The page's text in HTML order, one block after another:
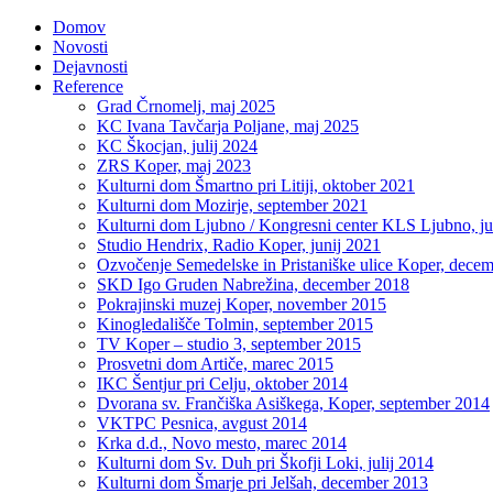
Domov
Novosti
Dejavnosti
Reference
Grad Črnomelj, maj 2025
KC Ivana Tavčarja Poljane, maj 2025
KC Škocjan, julij 2024
ZRS Koper, maj 2023
Kulturni dom Šmartno pri Litiji, oktober 2021
Kulturni dom Mozirje, september 2021
Kulturni dom Ljubno / Kongresni center KLS Ljubno,
Studio Hendrix, Radio Koper, junij 2021
Ozvočenje Semedelske in Pristaniške ulice Koper,
SKD Igo Gruden Nabrežina, december 2018
Pokrajinski muzej Koper, november 2015
Kinogledališče Tolmin, september 2015
TV Koper – studio 3, september 2015
Prosvetni dom Artiče, marec 2015
IKC Šentjur pri Celju, oktober 2014
Dvorana sv. Frančiška Asiškega, Koper, september 2014
VKTPC Pesnica, avgust 2014
Krka d.d., Novo mesto, marec 2014
Kulturni dom Sv. Duh pri Škofji Loki, julij 2014
Kulturni dom Šmarje pri Jelšah, december 2013